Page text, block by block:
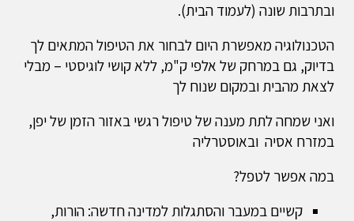
ובתרבות שונה (לעמוד הבית).
הטכנולוגיה מאפשרת היום לבחור את הטיפול המתאים לך
בדיוק, גם במרחק של אלפי ק"מ, ללא קושי לוגיסטי – מבלי
לצאת מהבית ובמקום שנוח לך
ואני שמחה לתת מענה של טיפול רגשי באזור הזמן של יפן,
במזרח אסיה ובאוסטרליה
במה אפשר לטפל?
קשיים במעבר והסתגלות למדינה חדשה: הורות,